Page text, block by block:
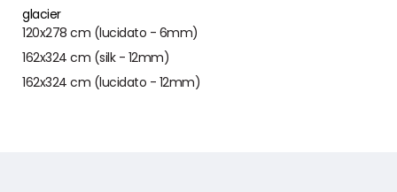
glacier
120x278 cm (lucidato - 6mm)
162x324 cm (silk - 12mm)
162x324 cm (lucidato - 12mm)